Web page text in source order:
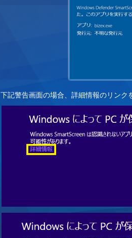
下記警告画面の場合、詳細情報のリン